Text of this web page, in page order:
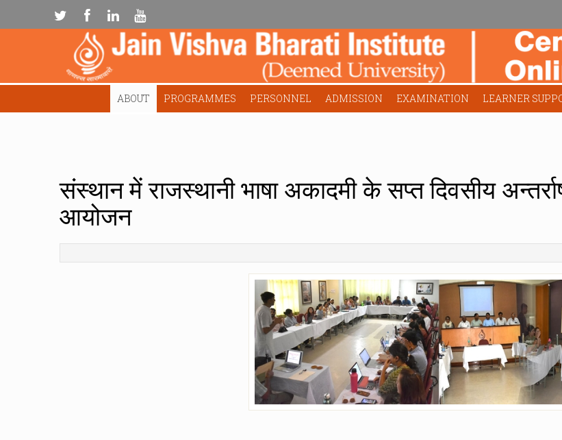
ABOUT PROGRAMMES PERSONNEL ADMISSION EXAMINATION LEARNER
संस्थान में राजस्थानी भाषा अकादमी के सप्त दिवसीय
आयोजन